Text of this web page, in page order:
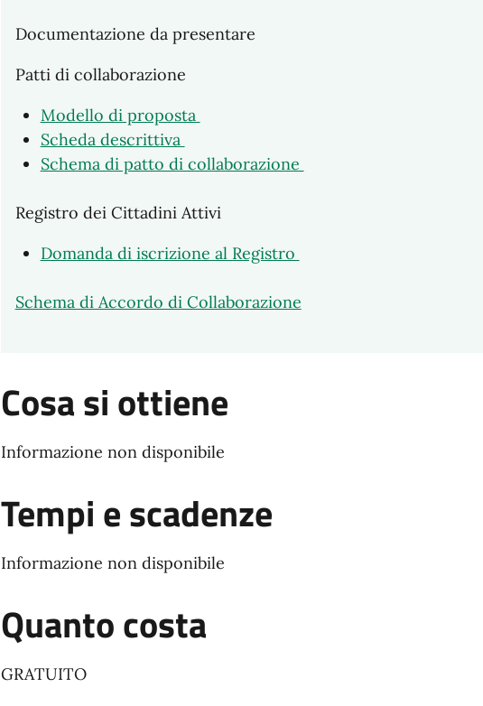
Documentazione da presentare
Patti di collaborazione
Modello di proposta
Scheda descrittiva
Schema di patto di collaborazione
Registro dei Cittadini Attivi
Domanda di iscrizione al Registro
Schema di Accordo di Collaborazione
Cosa si ottiene
Informazione non disponibile
Tempi e scadenze
Informazione non disponibile
Quanto costa
GRATUITO